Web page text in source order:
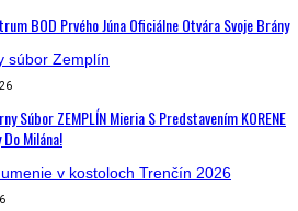
BOD Prvého Júna Oficiálne Otvára Svoje Brány
Súbor ZEMPLÍN Mieria S Predstavením KORENE
Milána!